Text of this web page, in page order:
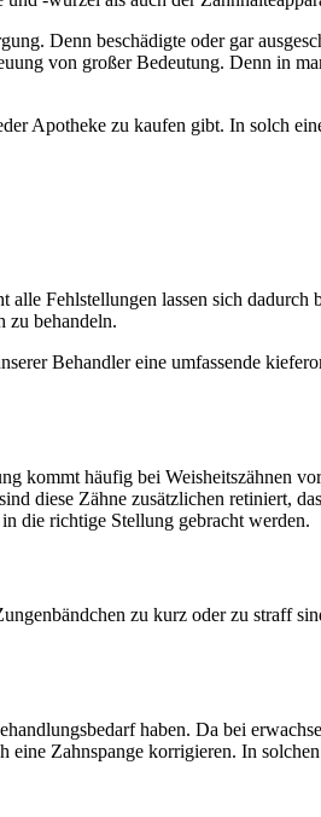
Denn beschädigte oder gar
von großer Bedeutung. Denn in
Apotheke zu kaufen gibt. In solch
Fehlstellungen lassen sich dadurch
zu behandeln.
Behandler eine umfassende
häufig bei Weisheitszähnen
diese Zähne zusätzlichen retiniert,
die richtige Stellung gebracht werden.
zu kurz oder zu straff
haben. Da bei
eine Zahnspange korrigieren. In